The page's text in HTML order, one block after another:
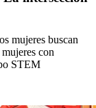
mujeres buscan
con
STEM